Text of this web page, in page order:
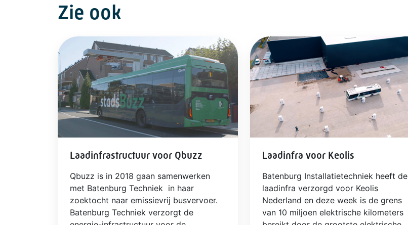
Zie ook
Laadinfrastructuur voor Qbuzz
Qbuzz is in 2018 gaan samenwerken
met Batenburg Techniek in haar
zoektocht naar emissievrij busvervoer.
Batenburg Techniek verzorgt de
Laadinfra voor Keolis
Batenburg Installatietechniek heeft de
laadinfra verzorgd voor Keolis
Nederland en deze week is de grens
van 10 miljoen elektrische kilometers